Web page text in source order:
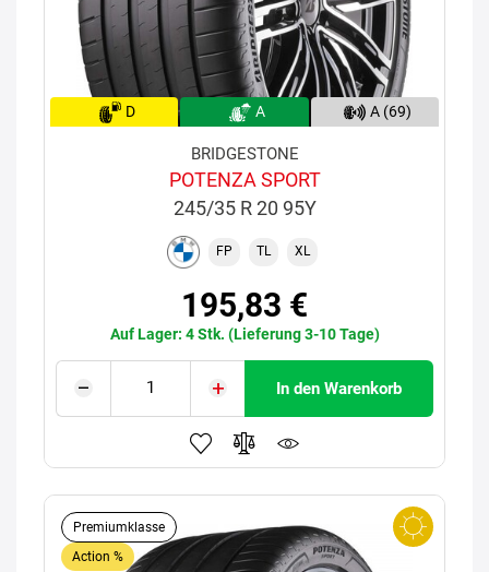
D A A (69)
BRIDGESTONE
POTENZA SPORT
245/35 R 20 95Y
FP TL XL
195,83 €
Auf Lager: 4 Stk. (Lieferung 3-10 Tage)
In den Warenkorb
Premiumklasse
Action %